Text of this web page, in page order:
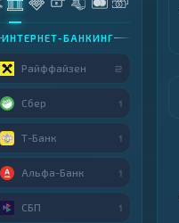
ИНТЕРНЕТ-БАНКИНГ
Райффайзен 2
Сбер 1
Т-Банк 1
Альфа-Банк 1
СБП 1